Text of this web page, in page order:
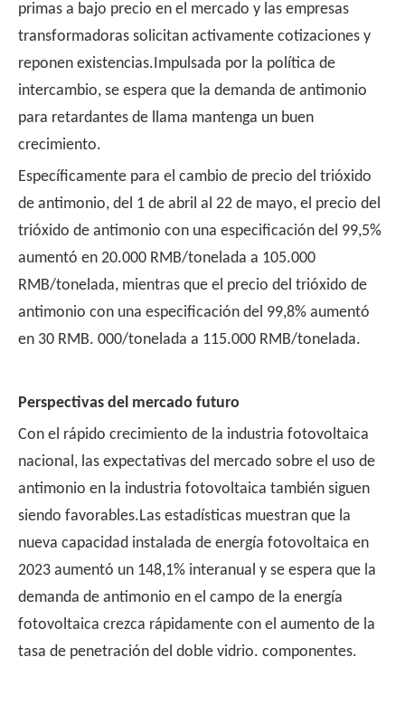
primas a bajo precio en el mercado y las empresas
transformadoras solicitan activamente cotizaciones y
reponen existencias.Impulsada por la política de
intercambio, se espera que la demanda de antimonio
para retardantes de llama mantenga un buen
crecimiento.
Específicamente para el cambio de precio del trióxido
de antimonio, del 1 de abril al 22 de mayo, el precio del
trióxido de antimonio con una especificación del 99,5%
aumentó en 20.000 RMB/tonelada a 105.000
RMB/tonelada, mientras que el precio del trióxido de
antimonio con una especificación del 99,8% aumentó
en 30 RMB. 000/tonelada a 115.000 RMB/tonelada.
Perspectivas del mercado futuro
Con el rápido crecimiento de la industria fotovoltaica
nacional, las expectativas del mercado sobre el uso de
antimonio en la industria fotovoltaica también siguen
siendo favorables.Las estadísticas muestran que la
nueva capacidad instalada de energía fotovoltaica en
2023 aumentó un 148,1% interanual y se espera que la
demanda de antimonio en el campo de la energía
fotovoltaica crezca rápidamente con el aumento de la
tasa de penetración del doble vidrio. componentes.